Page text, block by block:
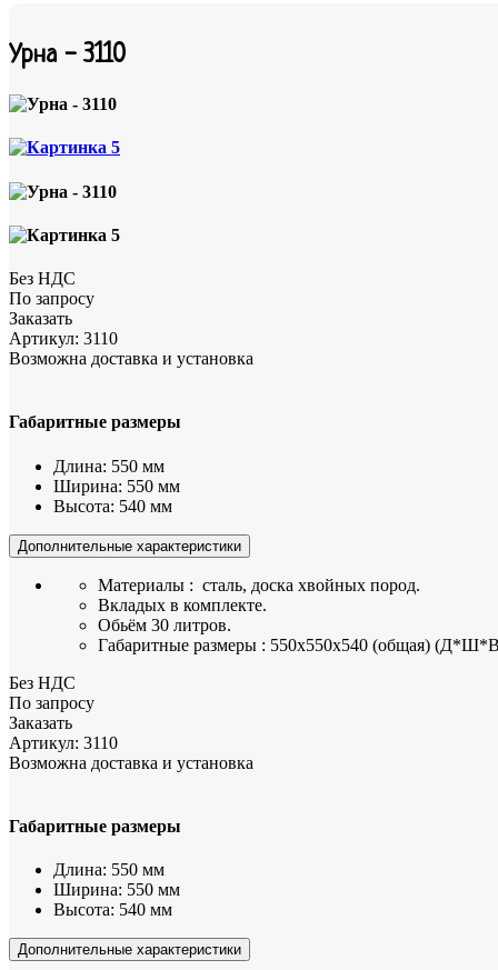
Урна - 3110
Без НДС
По запросу
Заказать
Артикул: 3110
Возможна доставка и установка
Габаритные размеры
Длина: 550 мм
Ширина: 550 мм
Высота: 540 мм
Дополнительные характеристики
Материалы : сталь, доска хвойных пород.
Вкладых в комплекте.
Обьём 30 литров.
Габаритные размеры : 550х550х540 (общая)
Без НДС
По запросу
Заказать
Артикул: 3110
Возможна доставка и установка
Габаритные размеры
Длина: 550 мм
Ширина: 550 мм
Высота: 540 мм
Дополнительные характеристики